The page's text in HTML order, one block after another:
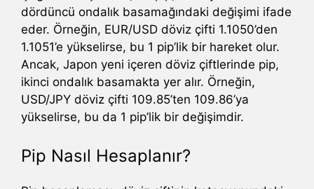
dördüncü ondalık basamağındaki değişimi ifade
eder. Örneğin, EUR/USD döviz çifti 1.1050’den
1.1051’e yükselirse, bu 1 pip’lik bir hareket olur.
Ancak, Japon yeni içeren döviz çiftlerinde pip,
ikinci ondalık basamakta yer alır. Örneğin,
USD/JPY döviz çifti 109.85’ten 109.86’ya
yükselirse, bu da 1 pip’lik bir değişimdir.
Pip Nasıl Hesaplanır?